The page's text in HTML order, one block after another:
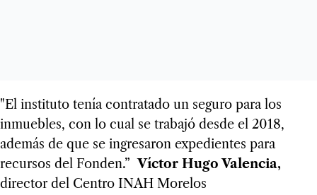
"El instituto tenía contratado un seguro para los
inmuebles, con lo cual se trabajó desde el 2018,
además de que se ingresaron expedientes para
recursos del Fonden.”Víctor Hugo Valencia,
director del Centro INAH Morelos